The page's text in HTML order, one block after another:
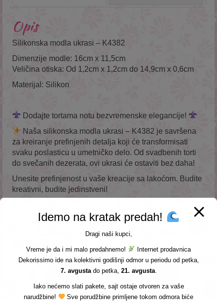
Opis
Silikonska modla ukrasi – K4382
Dimenzije modle: 16cm x 11,5cm
Veličina otiska: Od 1,2cm x 1,2cm do 14,9cm x 0,6cm
Materijal: Silikon
Dodajte tortama notu bezvremenske elegancije!
Naša silikonska modla ukrasi – K4382 je savršena
za kreiranje prefinjenih detalja koji će transformisati
svaku poslasticu u umetničko delo. Od svadbenih torti
do svečanih dezerata, ovi ukrasi će ostaviti bez daha!
Unesite prefinjenost u vaše kreacije sa lakoćom. Budite
kreativni, budite jedinstveni!
Povezani proizvodi
Idemo na kratak predah!
Dragi naši kupci,
Vreme je da i mi malo predahnemo!
Internet prodavnica
Dekorissimo ide na kolektivni godišnji odmor u periodu od petka,
7. avgustado petka, 21. avgusta.
Iako nećemo slati pakete, sajt ostaje otvoren za vaše
narudžbine!
Sve porudžbine primljene tokom odmora biće